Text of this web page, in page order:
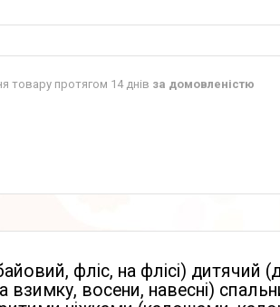
товару протягом 14 днів за домовленістю
фліс, на флісі) дитячий
взимку, восени, навесні)